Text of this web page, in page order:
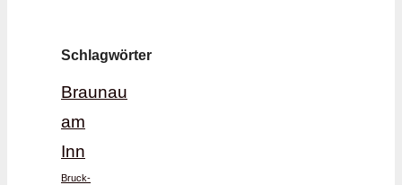
Schlagwörter
Braunau
am
Inn
Bruck-